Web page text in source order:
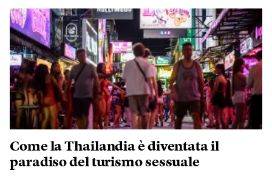
Come la Thailandia è diventata il
paradiso del turismo sessuale